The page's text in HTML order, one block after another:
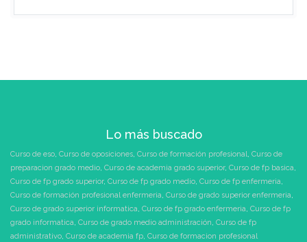
Lo más buscado
Curso de eso, Curso de oposiciones, Curso de formación profesional, Curso de
preparacion grado medio, Curso de academia grado superior, Curso de fp basica,
Curso de fp grado superior, Curso de fp grado medio, Curso de fp enfermeria,
Curso de formación profesional enfermeria, Curso de grado superior enfermeria,
Curso de grado superior informatica, Curso de fp grado enfermeria, Curso de fp
grado informatica, Curso de grado medio administración, Curso de fp
administrativo, Curso de academia fp, Curso de formacion profesional